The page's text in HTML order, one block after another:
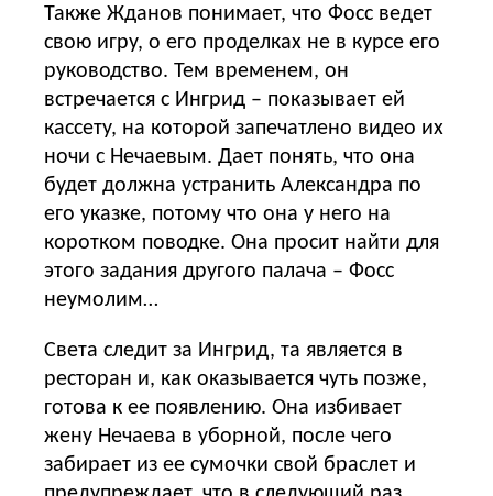
Также Жданов понимает, что Фосс ведет
свою игру, о его проделках не в курсе его
руководство. Тем временем, он
встречается с Ингрид – показывает ей
кассету, на которой запечатлено видео их
ночи с Нечаевым. Дает понять, что она
будет должна устранить Александра по
его указке, потому что она у него на
коротком поводке. Она просит найти для
этого задания другого палача – Фосс
неумолим…
Света следит за Ингрид, та является в
ресторан и, как оказывается чуть позже,
готова к ее появлению. Она избивает
жену Нечаева в уборной, после чего
забирает из ее сумочки свой браслет и